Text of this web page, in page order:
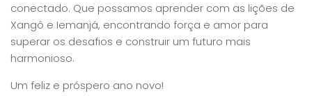
conectado. Que possamos aprender com as lições de
Xangô e Iemanjá, encontrando força e amor para
superar os desafios e construir um futuro mais
harmonioso.
Um feliz e próspero ano novo!